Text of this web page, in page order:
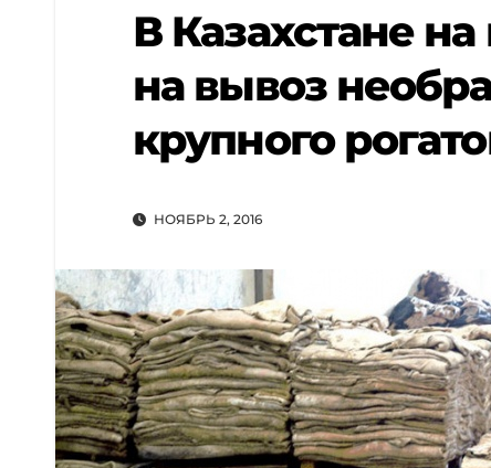
В Казахстане
на вывоз
крупного
НОЯБРЬ 2, 2016